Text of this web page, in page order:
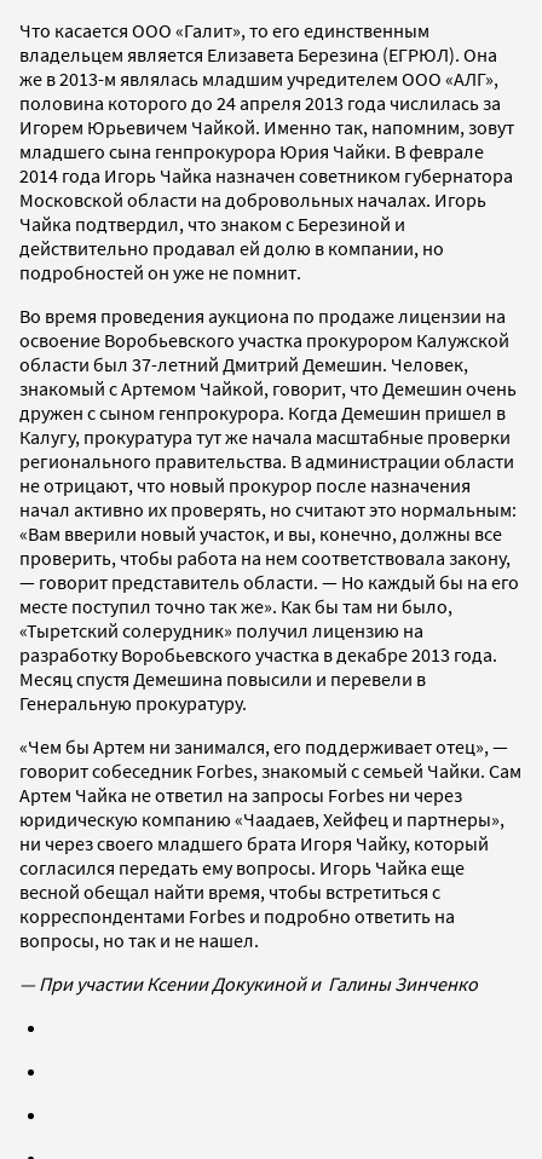
Что касается ООО «Галит», то его единственным
владельцем является Елизавета Березина (ЕГРЮЛ). Она
же в 2013-м являлась младшим учредителем ООО «АЛГ»,
половина которого до 24 апреля 2013 года числилась за
Игорем Юрьевичем Чайкой. Именно так, напомним, зовут
младшего сына генпрокурора Юрия Чайки. В феврале
2014 года Игорь Чайка назначен советником губернатора
Московской области на добровольных началах. Игорь
Чайка подтвердил, что знаком с Березиной и
действительно продавал ей долю в компании, но
подробностей он уже не помнит.
Во время проведения аукциона по продаже лицензии на
освоение Воробьевского участка прокурором Калужской
области был 37-летний Дмитрий Демешин. Человек,
знакомый с Артемом Чайкой, говорит, что Демешин очень
дружен с сыном генпрокурора. Когда Демешин пришел в
Калугу, прокуратура тут же начала масштабные проверки
регионального правительства. В администрации области
не отрицают, что новый прокурор после назначения
начал активно их проверять, но считают это нормальным:
«Вам вверили новый участок, и вы, конечно, должны все
проверить, чтобы работа на нем соответствовала закону,
— говорит представитель области. — Но каждый бы на его
месте поступил точно так же». Как бы там ни было,
«Тыретский солерудник» получил лицензию на
разработку Воробьевского участка в декабре 2013 года.
Месяц спустя Демешина повысили и перевели в
Генеральную прокуратуру.
«Чем бы Артем ни занимался, его поддерживает отец», —
говорит собеседник Forbes, знакомый с семьей Чайки. Сам
Артем Чайка не ответил на запросы Forbes ни через
юридическую компанию «Чаадаев, Хейфец и партнеры»,
ни через своего младшего брата Игоря Чайку, который
согласился передать ему вопросы. Игорь Чайка еще
весной обещал найти время, чтобы встретиться с
корреспондентами Forbes и подробно ответить на
вопросы, но так и не нашел.
— При участии Ксении Докукиной и Галины Зинченко